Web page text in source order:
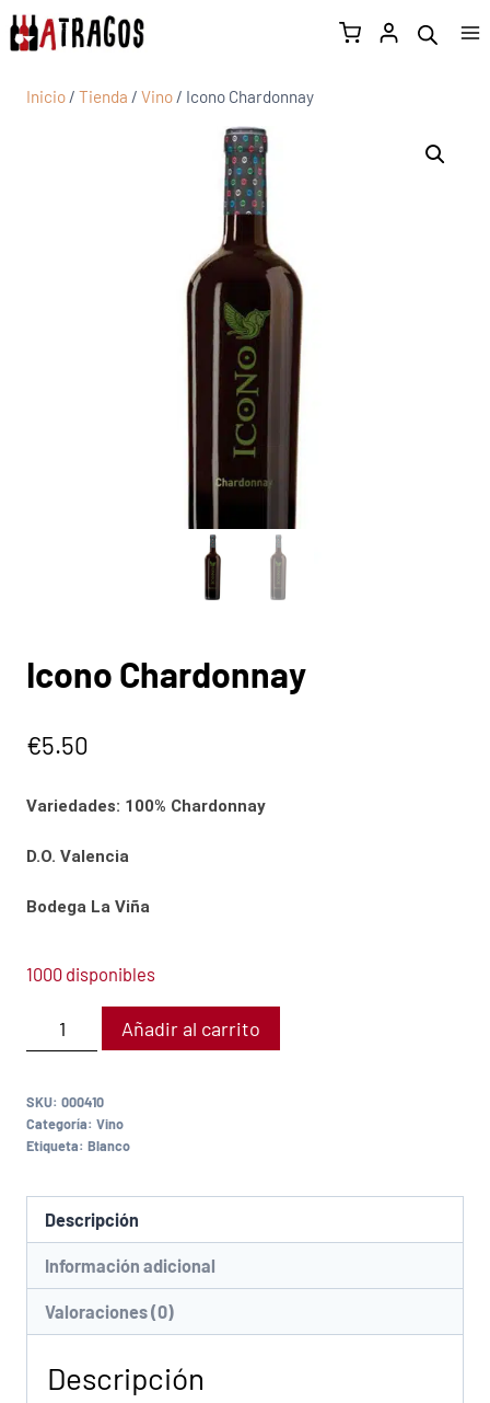
Inicio / Tienda / Vino / Icono Chardonnay
Icono Chardonnay
€5.50
Variedades: 100% Chardonnay
D.O. Valencia
Bodega La Viña
1000 disponibles
Añadir al carrito
SKU: 000410
Categoría: Vino
Etiqueta: Blanco
Descripción
Información adicional
Valoraciones (0)
Descripción